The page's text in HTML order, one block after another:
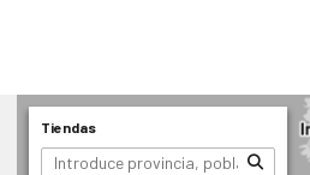
Tiendas